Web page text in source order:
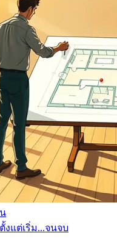
งแต่เริ่ม...จนจบ